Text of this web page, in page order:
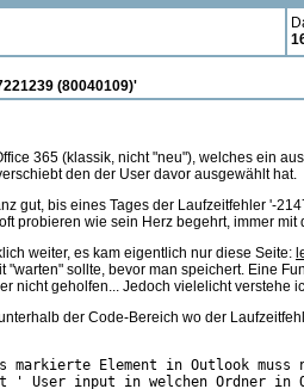
(80040109)'
365 (klassik, nicht "neu"), welches ein
den der User davor ausgewählt hat.
gut, bis eines Tages der Laufzeitfehler '-
probieren wie sein Herz begehrt, immer
weiter, es kam eigentlich nur diese Seite:
"warten" sollte, bevor man speichert. Eine
nicht geholfen... Jedoch vielelicht verstehe
der Code-Bereich wo der
markierte Element in Outlook